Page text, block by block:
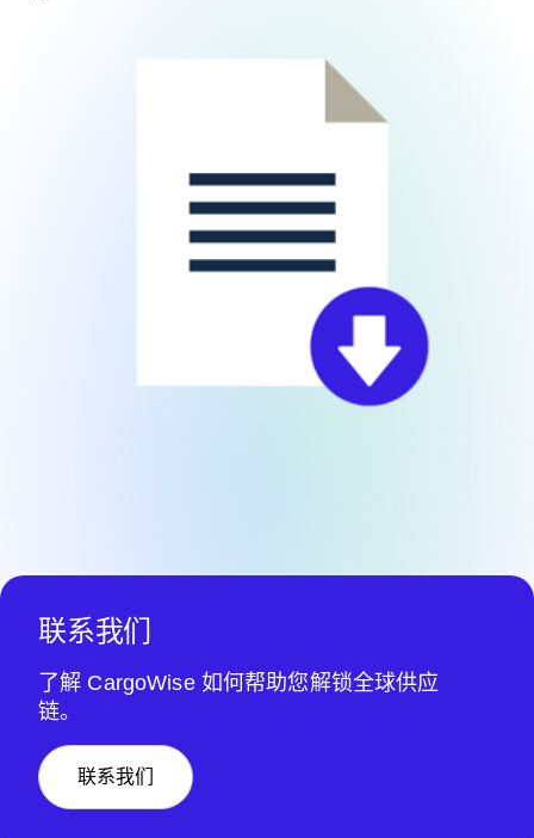
联系我们
了解 CargoWise 如何帮助您解锁全球供应
链。
联系我们